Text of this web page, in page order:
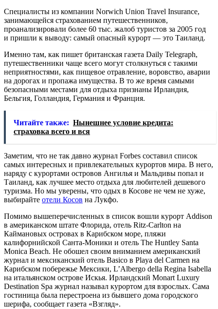
Специалисты из компании Norwich Union Travel Insurance,
занимающейся страхованием путешественников,
проанализировали более 60 тыс. жалоб туристов за 2005 год
и пришли к выводу: самый опасный курорт — это Таиланд.
Именно там, как пишет британская газета Daily Telegraph,
путешественники чаще всего могут столкнуться с такими
неприятностями, как пищевое отравление, воровство, аварии
на дорогах и пропажа имущества. В то же время самыми
безопасными местами для отдыха признаны Ирландия,
Бельгия, Голландия, Германия и Франция.
Читайте также: Нынешнее условие кредита:
страховка всего и вся
Заметим, что не так давно журнал Forbes составил список
самых интересных и привлекательных курортов мира. В него,
наряду с курортами островов Ангилья и Мальдивы попал и
Таиланд, как лучшее место отдыха для любителей дешевого
туризма. Но мы уверены, что одых в Косове не чем не хуже,
выбирайте отели Косов на Лукфо.
Помимо вышеперечисленных в список вошли курорт Addison
в американском штате Флорида, отель Ritz-Carlton на
Каймановых островах в Карибском море, пляжи
калифорнийской Санта-Моники и отель The Huntley Santa
Monica Beach. Не обошел своим вниманием американский
журнал и мексиканский отель Basico в Playa del Carmen на
Карибском побережье Мексики, L’Albergo della Regina Isabella
на итальянском острове Искья. Ирландский Monart Luxury
Destination Spa журнал называл курортом для взрослых. Сама
гостиница была перестроена из бывшего дома городского
шерифа, сообщает газета «Взгляд».